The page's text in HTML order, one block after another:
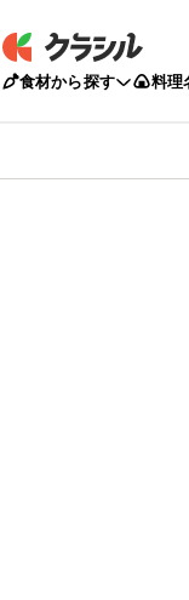
食材から探す 料理